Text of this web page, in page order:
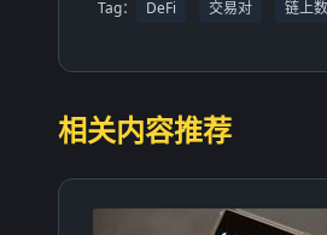
Tag： DeFi 交易对 链上
相关内容推荐